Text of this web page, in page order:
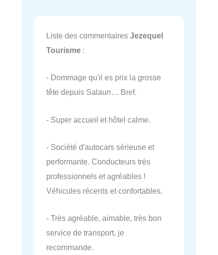
Liste des commentaires Jezequel
Tourisme :
- Dommage qu'il es prix la grosse
tête depuis Salaun… Bref.
- Super accueil et hôtel calme.
- Société d'autocars sérieuse et
performante. Conducteurs très
professionnels et agréables !
Véhicules récents et confortables.
- Très agréable, aimable, très bon
service de transport, je
recommande.